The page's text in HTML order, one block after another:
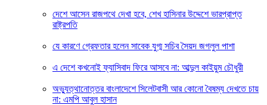
দেশে আসেন রাজপথে দেখা হবে, শেখ হাসিনার উদ্দেশে ভারপ্রাপ্ত
রাষ্ট্রপতি
যে কারণে গ্রেফতার হলেন সাবেক যুগ্ম সচিব সৈয়দ জগলুল পাশা
এ দেশে কখনোই ফ্যাসিবাদ ফিরে আসবে না: আব্দুল কাইয়ুম চৌধুরী
অভ্যুত্থানোত্তর বাংলাদেশে সিলেটবাসী আর কোনো বৈষম্য দেখতে চায়
না: এমপি আবুল হাসান